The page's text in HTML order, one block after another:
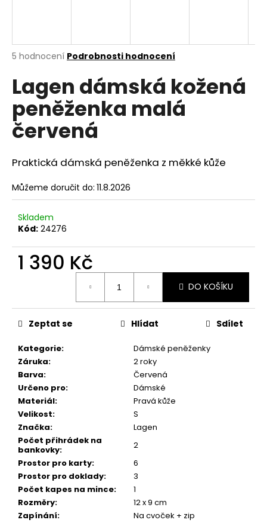
Průměrné
produktu
je
5
hvězdiček.
5 hodnocení Podrobnosti hodnocení
Lagen dámská kožená
peněženka malá
červená
Praktická dámská peněženka z měkké kůže
Můžeme doručit do: 11.8.2026
Skladem
Kód: 24276
1 390 Kč
DO KOŠÍKU
Kategorie:
Dámské peněženky
Záruka:
2 roky
Barva:
Červená
Určeno pro:
Dámské
Materiál:
Pravá kůže
Velikost:
S
Značka:
Lagen
Počet přihrádek na
bankovky:
2
Prostor pro karty:
6
Prostor pro doklady:
3
Počet kapes na mince:
1
Rozměry:
12 x 9 cm
Zapínání: Na cvoček + zip
Zeptat se Hlídat Sdílet
í
t
?
D
o
p
o
r
u
e
m